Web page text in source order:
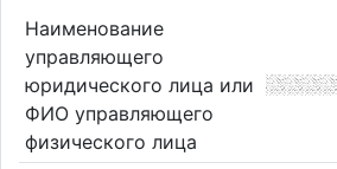
Наименование
управляющего
юридического лица или
ФИО управляющего
физического лица